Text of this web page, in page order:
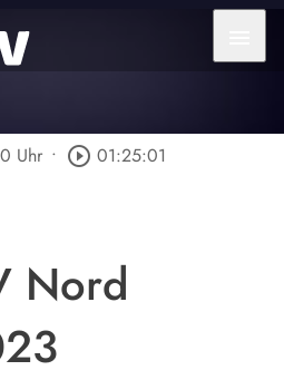
Uhr • play_circle_outline 01:25:01
Nord